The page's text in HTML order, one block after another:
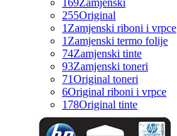
169Zamjenski
255Original
1 Zamjenski riboni i vrpce
1 Zamjenski termo folije
74Zamjenski tinte
93Zamjenski toneri
71Original toneri
6Original riboni i vrpce
178Original tinte